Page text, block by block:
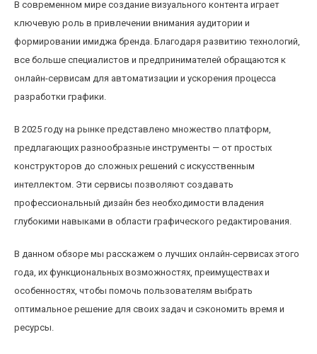
В современном мире создание визуального контента играет
ключевую роль в привлечении внимания аудитории и
формировании имиджа бренда. Благодаря развитию технологий,
все больше специалистов и предпринимателей обращаются к
онлайн-сервисам для автоматизации и ускорения процесса
разработки графики.
В 2025 году на рынке представлено множество платформ,
предлагающих разнообразные инструменты — от простых
конструкторов до сложных решений с искусственным
интеллектом. Эти сервисы позволяют создавать
профессиональный дизайн без необходимости владения
глубокими навыками в области графического редактирования.
В данном обзоре мы расскажем о лучших онлайн-сервисах этого
года, их функциональных возможностях, преимуществах и
особенностях, чтобы помочь пользователям выбрать
оптимальное решение для своих задач и сэкономить время и
ресурсы.